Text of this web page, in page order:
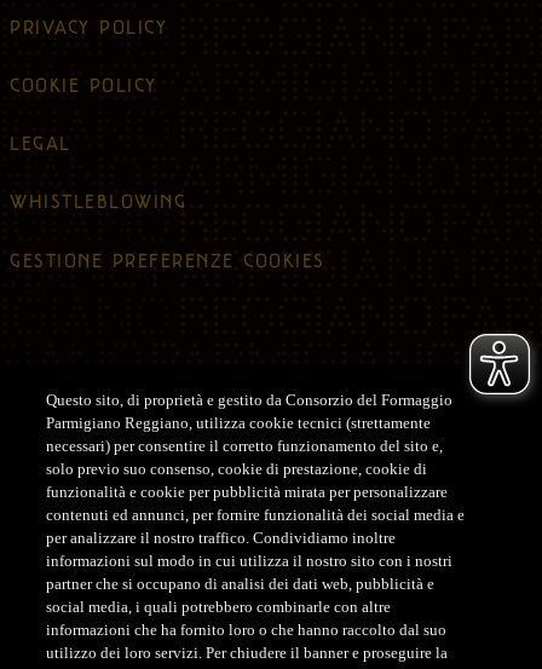
PRIVACY POLICY
COOKIE POLICY
LEGAL
WHISTLEBLOWING
GESTIONE PREFERENZE COOKIES
Assistenza
ASSISTENZA CLIENTI SHOP
Tel. +39 0522-122122
customerservice@parmigianoreggiano.it
ASSISTENZA CLIENTI CONCORSO
Tel. +39 379 193 8871
Questo sito, di proprietà e gestito da Consorzio del Formaggio
Parmigiano Reggiano, utilizza cookie tecnici (strettamente
necessari) per consentire il corretto funzionamento del sito e,
solo previo suo consenso, cookie di prestazione, cookie di
funzionalità e cookie per pubblicità mirata per personalizzare
contenuti ed annunci, per fornire funzionalità dei social media e
per analizzare il nostro traffico. Condividiamo inoltre
informazioni sul modo in cui utilizza il nostro sito con i nostri
partner che si occupano di analisi dei dati web, pubblicità e
social media, i quali potrebbero combinarle con altre
informazioni che ha fornito loro o che hanno raccolto dal suo
utilizzo dei loro servizi. Per chiudere il banner e proseguire la